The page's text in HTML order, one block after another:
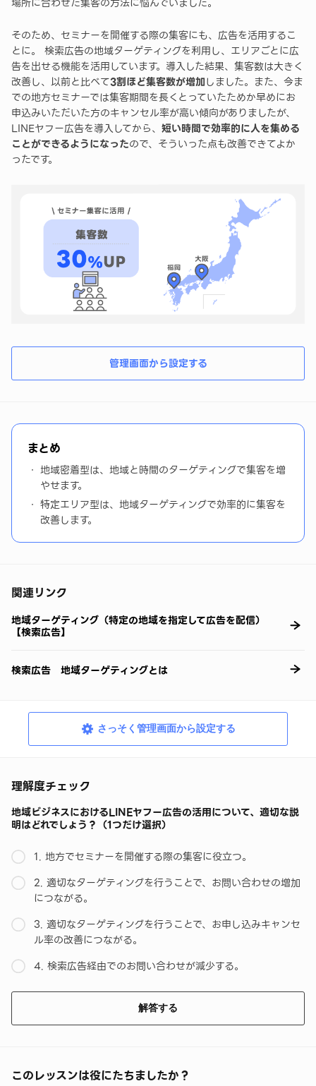
そのため、セミナーを開催する際の集客にも、広告を活用するこ
とに。 検索広告の地域ターゲティングを利用し、エリアごとに広
告を出せる機能を活用しています。導入した結果、集客数は大きく
改善し、以前と比べて3割ほど集客数が増加しました。また、今ま
での地方セミナーでは集客期間を長くとっていたためか早めにお
申込みいただいた方のキャンセル率が高い傾向がありましたが、
LINEヤフー広告を導入してから、 短い時間で効率的に人を集める
ことができるようになったので、そういった点も改善できてよか
ったです。
管理画面から設定する
まとめ
地域密着型は、地域と時間のターゲティングで集客を増
やせます。
特定エリア型は、地域ターゲティングで効率的に集客を
改善します。
関連リンク
地域ターゲティング（特定の地域を指定して広告を配信）
【検索広告】
検索広告 地域ターゲティングとは
さっそく管理画面から設定する
理解度チェック
地域ビジネスにおけるLINEヤフー広告の活用について、適切な説
明はどれでしょう？（1つだけ選択）
1. 地方でセミナーを開催する際の集客に役立つ。
2. 適切なターゲティングを行うことで、お問い合わせの増加
につながる。
3. 適切なターゲティングを行うことで、お申し込みキャンセ
ル率の改善につながる。
4. 検索広告経由でのお問い合わせが減少する。
解答する
このレッスンは役にたちましたか？